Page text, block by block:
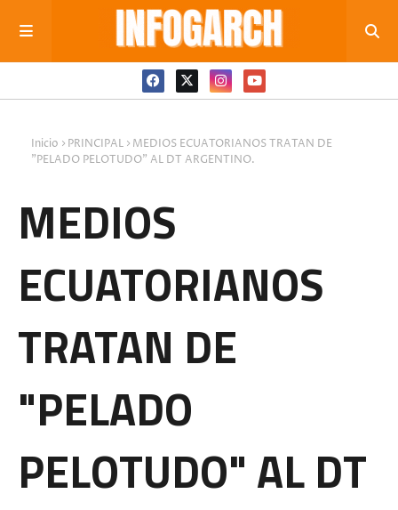
Inicio PRINCIPAL
MEDIOS ECUATORIANOS TRATAN DE
"PELADO PELOTUDO" AL DT ARGENTINO.
MEDIOS
ECUATORIANOS
TRATAN DE
"PELADO
PELOTUDO" AL DT